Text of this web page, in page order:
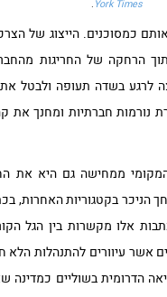
York Times
.
כמסוכנים. הייצוג של
תוך הרחקה של החריגות
לרגע בשדה תעופה ולבטל
נורמות חברתיות ומחנך את
ממחישה גם היא את
הניכר בקטגוריות האחרות,
אלו מקשרות בין הגל
אשר עיוורים להתנהלות הלא
הדרומית בשוליים כמדינה